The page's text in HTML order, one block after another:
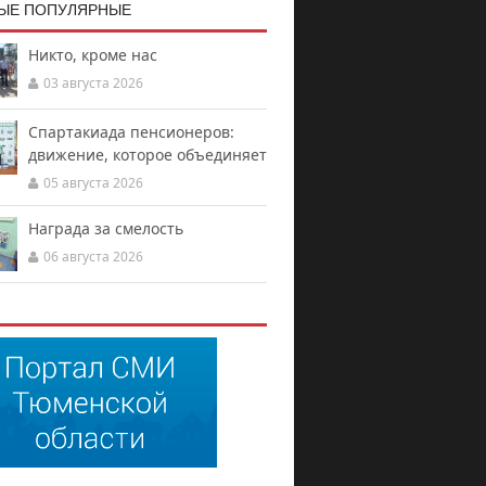
ПОПУЛЯРНЫЕ
Никто, кроме нас
03 августа 2026
Спартакиада пенсионеров:
движение, которое объединяет
05 августа 2026
Награда за смелость
06 августа 2026